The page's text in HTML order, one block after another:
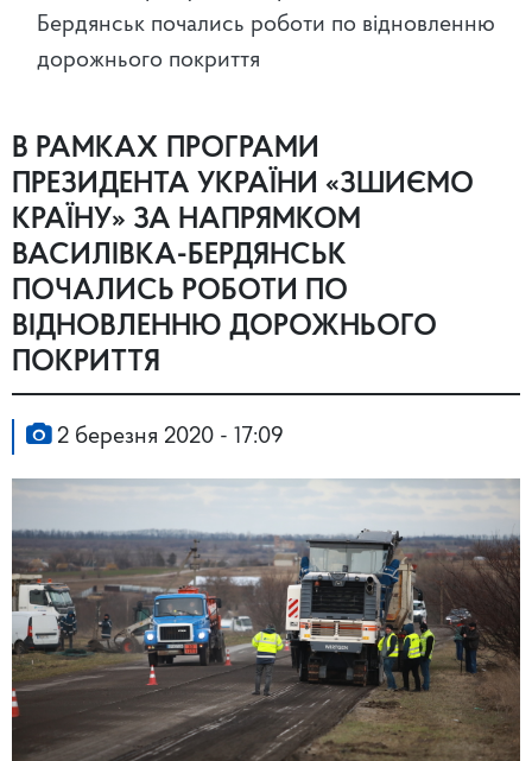
Бердянськ почались роботи по відновленню
дорожнього покриття
В РАМКАХ ПРОГРАМИ
ПРЕЗИДЕНТА УКРАЇНИ «ЗШИЄМО
КРАЇНУ» ЗА НАПРЯМКОМ
ВАСИЛІВКА-БЕРДЯНСЬК
ПОЧАЛИСЬ РОБОТИ ПО
ВІДНОВЛЕННЮ ДОРОЖНЬОГО
ПОКРИТТЯ
2 березня 2020 - 17:09